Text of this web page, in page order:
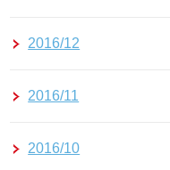
2016/12
2016/11
2016/10